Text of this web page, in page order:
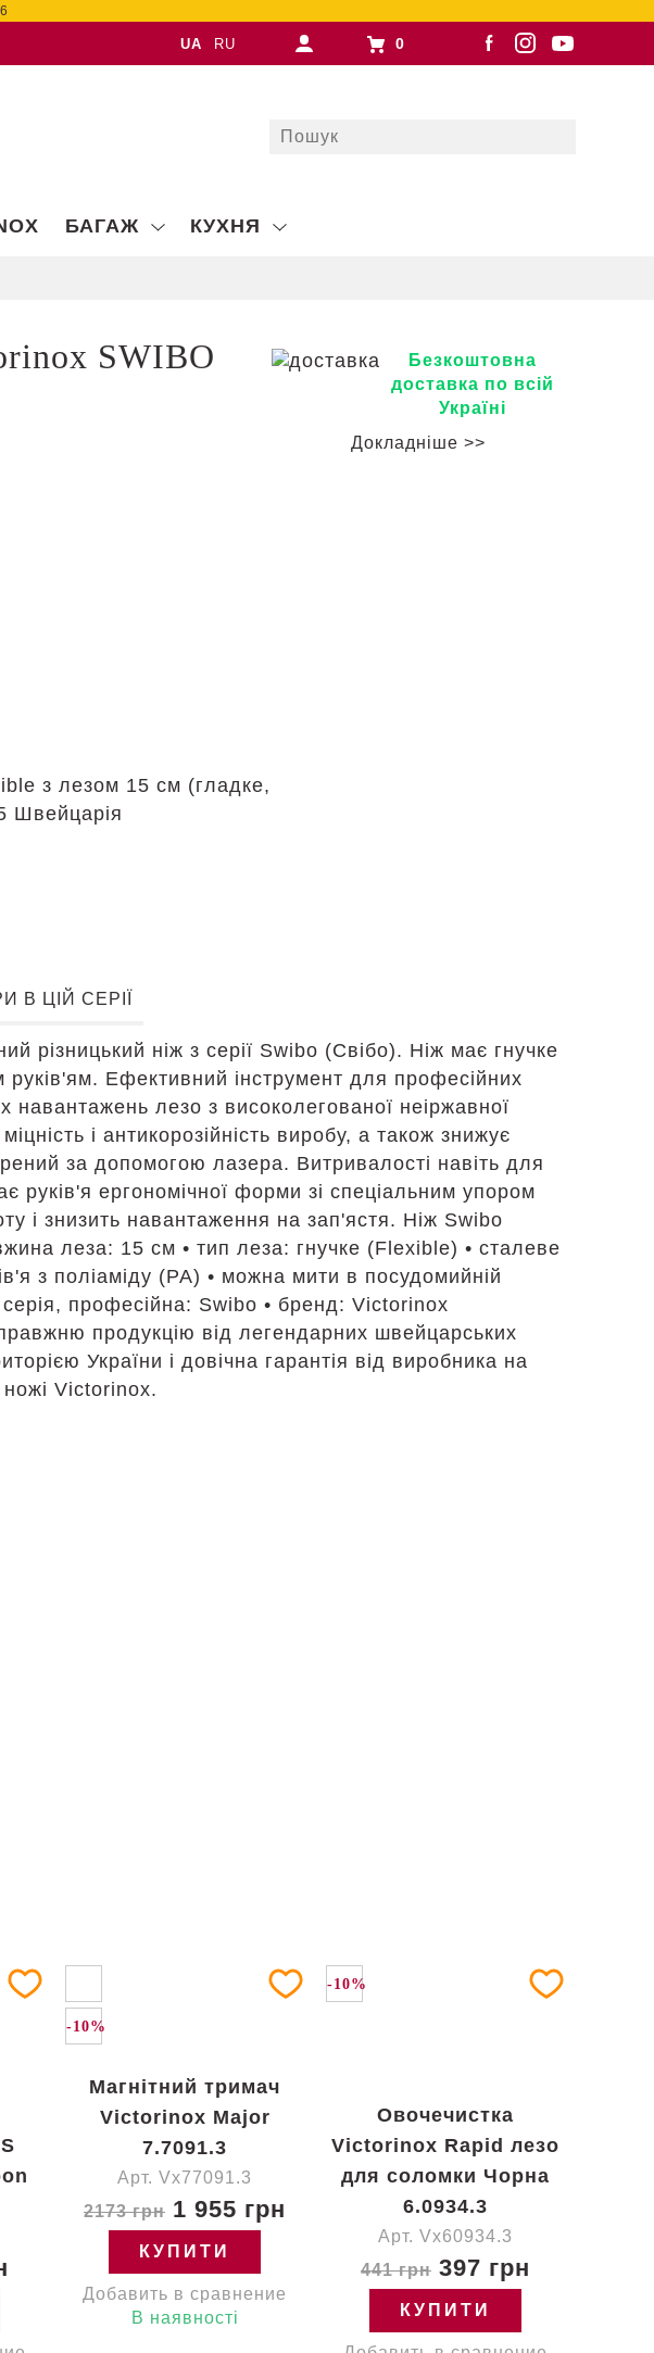
UA RU 0
БАГАЖ КУХНЯ
SWIBO
з лезом 15 см (гладке,
Швейцарія
Безкоштовна
доставка по всій
Україні
Докладніше >>
В ЦІЙ СЕРІЇ
ніж з серії Swibo (Свібо). Ніж має гнучке
руків'ям. Ефективний інструмент для професійних
навантажень лезо з високолегованої неіржавної
і антикорозійність виробу, а також знижує
за допомогою лазера. Витривалості навіть для
руків'я ергономічної форми зі спеціальним упором
і знизить навантаження на зап'ястя. Ніж Swibo
леза: 15 см • тип леза: гнучке (Flexible) • сталеве
з поліаміду (PA) • можна мити в посудомийній
серія, професійна: Swibo • бренд: Victorinox
продукцію від легендарних швейцарських
України і довічна гарантія від виробника на
ножі Victorinox.
-10%
Магнітний тримач
Victorinox Major
7.7091.3
Арт. Vx77091.3
2173 грн 1 955 грн
КУПИТИ
Добавить в сравнение
В наявності
-10%
Овочечистка
Victorinox Rapid лезо
для соломки Чорна
6.0934.3
Арт. Vx60934.3
441 грн 397 грн
КУПИТИ